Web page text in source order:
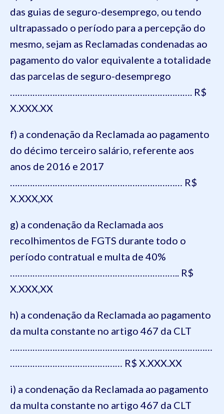
das guias de seguro-desemprego, ou tendo
ultrapassado o período para a percepção do
mesmo, sejam as Reclamadas condenadas ao
pagamento do valor equivalente a totalidade
das parcelas de seguro-desemprego
………………………………………………………………. R$
X.XXX.XX
f) a condenação da Reclamada ao pagamento
do décimo terceiro salário, referente aos
anos de 2016 e 2017
…………………………………………………………… R$
X.XXX,XX
g) a condenação da Reclamada aos
recolhimentos de FGTS durante todo o
período contratual e multa de 40%
………………………………………………………….. R$
X.XXX,XX
h) a condenação da Reclamada ao pagamento
da multa constante no artigo 467 da CLT
………………………………………………………………………
……………………………………… R$ X.XXX.XX
i) a condenação da Reclamada ao pagamento
da multa constante no artigo 467 da CLT